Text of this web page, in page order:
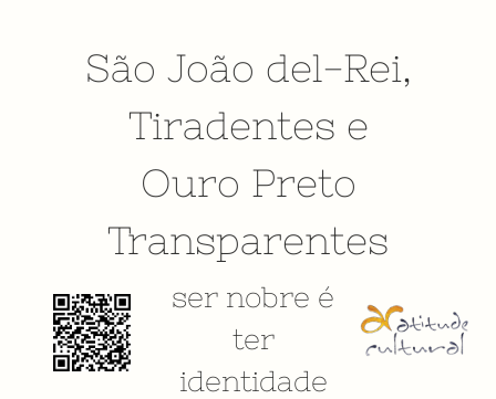
São João del-Rei,
Tiradentes e
Ouro Preto
Transparentes
ser nobre é
ter
identidade